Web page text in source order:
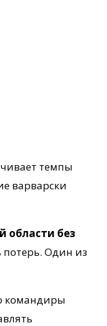
темпы
варварски
области без
потерь. Один из
командиры